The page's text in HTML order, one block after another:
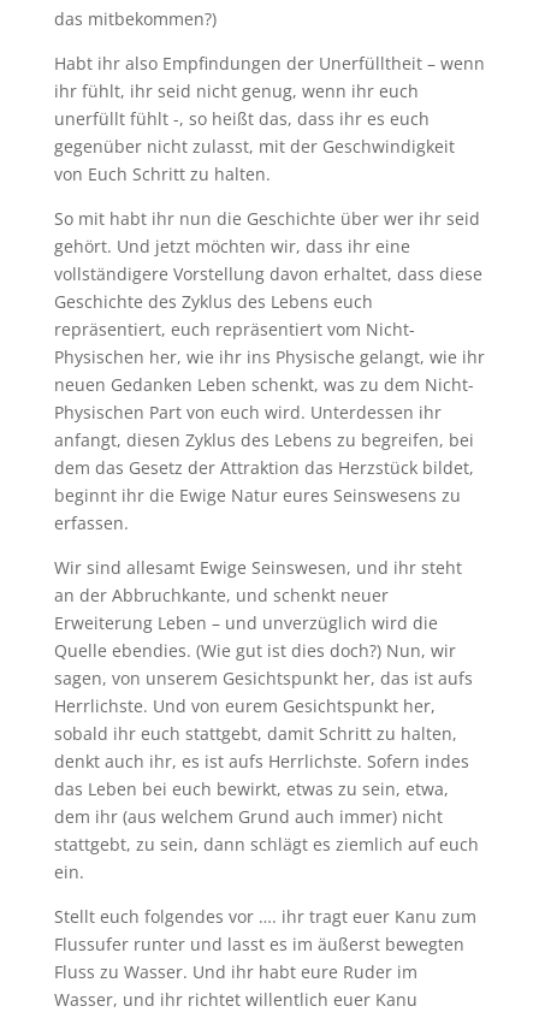
das mitbekommen?)
Habt ihr also Empfindungen der Unerfülltheit – wenn
ihr fühlt, ihr seid nicht genug, wenn ihr euch
unerfüllt fühlt -, so heißt das, dass ihr es euch
gegenüber nicht zulasst, mit der Geschwindigkeit
von Euch Schritt zu halten.
So mit habt ihr nun die Geschichte über wer ihr seid
gehört. Und jetzt möchten wir, dass ihr eine
vollständigere Vorstellung davon erhaltet, dass diese
Geschichte des Zyklus des Lebens euch
repräsentiert, euch repräsentiert vom Nicht-
Physischen her, wie ihr ins Physische gelangt, wie ihr
neuen Gedanken Leben schenkt, was zu dem Nicht-
Physischen Part von euch wird. Unterdessen ihr
anfangt, diesen Zyklus des Lebens zu begreifen, bei
dem das Gesetz der Attraktion das Herzstück bildet,
beginnt ihr die Ewige Natur eures Seinswesens zu
erfassen.
Wir sind allesamt Ewige Seinswesen, und ihr steht
an der Abbruchkante, und schenkt neuer
Erweiterung Leben – und unverzüglich wird die
Quelle ebendies. (Wie gut ist dies doch?) Nun, wir
sagen, von unserem Gesichtspunkt her, das ist aufs
Herrlichste. Und von eurem Gesichtspunkt her,
sobald ihr euch stattgebt, damit Schritt zu halten,
denkt auch ihr, es ist aufs Herrlichste. Sofern indes
das Leben bei euch bewirkt, etwas zu sein, etwa,
dem ihr (aus welchem Grund auch immer) nicht
stattgebt, zu sein, dann schlägt es ziemlich auf euch
ein.
Stellt euch folgendes vor …. ihr tragt euer Kanu zum
Flussufer runter und lasst es im äußerst bewegten
Fluss zu Wasser. Und ihr habt eure Ruder im
Wasser, und ihr richtet willentlich euer Kanu